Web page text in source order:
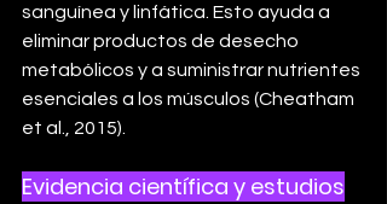
sanguínea y linfática. Esto ayuda a
eliminar productos de desecho
metabólicos y a suministrar nutrientes
esenciales a los músculos (Cheatham
et al., 2015).
Evidencia científica y estudios